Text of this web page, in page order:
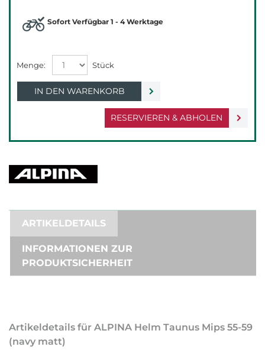
RESERVIEREN & ABHOLEN
Sofort Verfügbar 1 - 4 Werktage
IN DEN WARENKORB
ARTIKELDETAILS
INFORMATIONEN ZUR
PRODUKTSICHERHEIT
Artikeldetails für ALPINA Helm Taunus Mips 55-59
(navy matt)